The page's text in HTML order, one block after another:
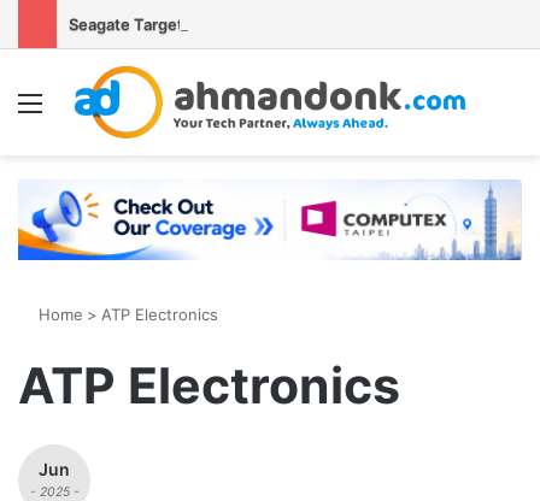
Menu
Home > ATP Electronics
ATP Electronics
Jun
- 2025 -